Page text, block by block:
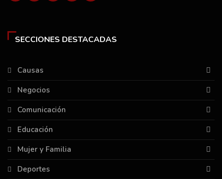
SECCIONES DESTACADAS
Causas
Negocios
Comunicación
Educación
Mujer y Familia
Deportes